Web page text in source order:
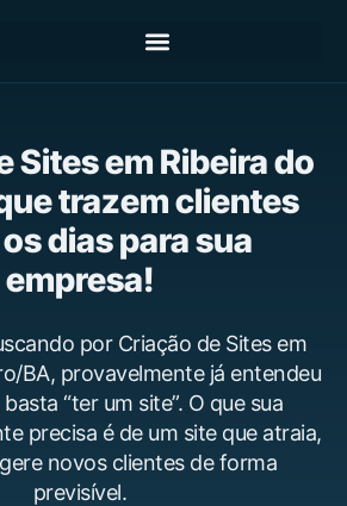
Sites em Ribeira do
trazem clientes
dias para sua
empresa!
por Criação de Sites em
BA, provavelmente já entendeu
“ter um site”. O que sua
precisa é de um site que atraia,
novos clientes de forma
previsível.